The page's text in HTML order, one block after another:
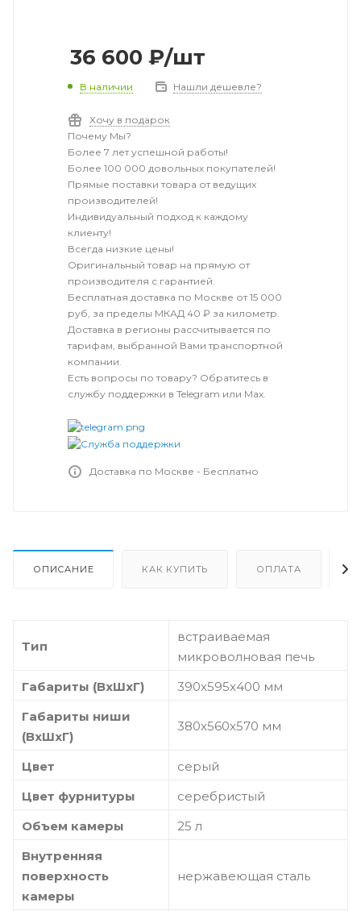
36 600 ₽/шт
В наличии Нашли дешевле?
Хочу в подарок
Почему Мы?
Более 7 лет успешной работы!
Более 100 000 довольных покупателей!
Прямые поставки товара от ведущих
производителей!
Индивидуальный подход к каждому
клиенту!
Всегда низкие цены!
Оригинальный товар на прямую от
производителя с гарантией.
Бесплатная доставка по Москве от 15 000
руб, за пределы МКАД 40 ₽ за километр.
Доставка в регионы рассчитывается по
тарифам, выбранной Вами транспортной
компании.
Есть вопросы по товару? Обратитесь в
службу поддержки в Telegram или Max.
Доставка по Москве - Бесплатно
ОПИСАНИЕ КАК КУПИТЬ ОПЛАТА
Тип
встраиваемая
микроволновая печь
Габариты (ВхШхГ)
390х595х400 мм
Габариты ниши
(ВхШхГ)
380х560х570 мм
Цвет
серый
Цвет фурнитуры
серебристый
Объем камеры
25 л
Внутренняя
поверхность
камеры
нержавеющая сталь